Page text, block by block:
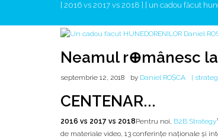
[ 2016 vs 2017 vs 2018 ] [ un cadou făcut
Neamul r⊕mânesc
septembrie 12, 2018 by Daniel ROȘCA [
CENTENAR...
2016 vs 2017 vs 2018Pentru noi, B2B Strategy
de materiale video, 13 conferințe naționale și